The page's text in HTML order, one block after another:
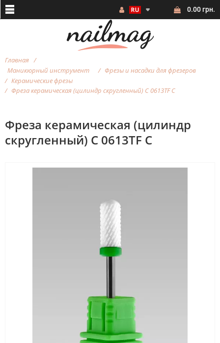
0.00 грн.
Главная
Маникюрный инструмент
Фрезы и насадки для фрезеров
Керамические фрезы
Фреза керамическая (цилиндр скругленный) С 0613TF С
Фреза керамическая (цилиндр
скругленный) С 0613TF С